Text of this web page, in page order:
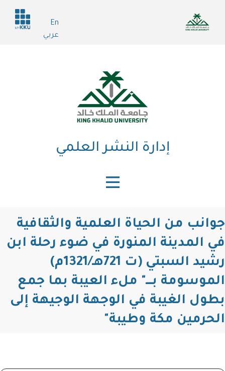
المحتوى
En
عربي
Header
services
إدارة النشر العلمي
جوانب من الحياة العلمية والثقافية
في المدينة المنورة في ضوء رحلة ابن
رشيد السبتي (ت 721هـ/1321م)
الموسومة بــــ" ملء العيبة بما جمع
بطول الغيبة في الوجهة الوجيهة إلى
الحرمين مكة وطيبة"